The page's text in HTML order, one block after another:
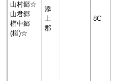
山村郷☆
山君郷
楢中郷
(楢)☆
添
上
郡
8C